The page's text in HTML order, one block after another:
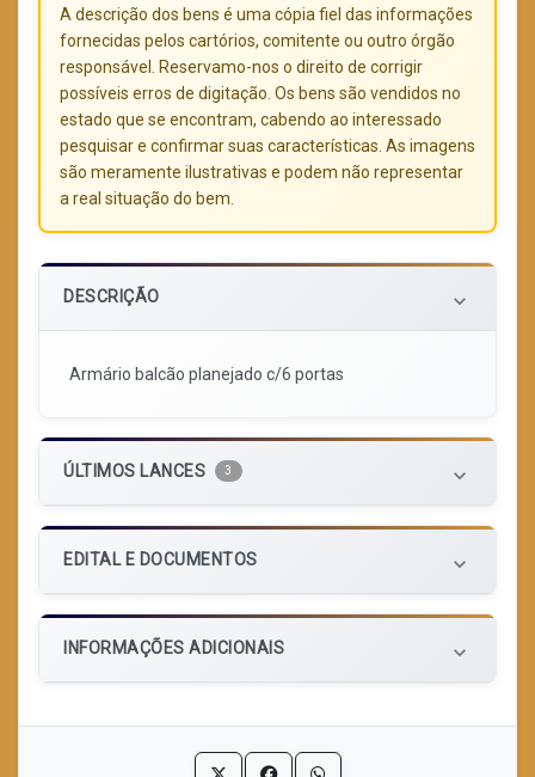
A descrição dos bens é uma cópia fiel das informações
fornecidas pelos cartórios, comitente ou outro órgão
responsável. Reservamo-nos o direito de corrigir
possíveis erros de digitação. Os bens são vendidos no
estado que se encontram, cabendo ao interessado
pesquisar e confirmar suas características. As imagens
são meramente ilustrativas e podem não representar
a real situação do bem.
DESCRIÇÃO keyboard_arrow_down
Armário balcão planejado c/6 portas
ÚLTIMOS LANCES 3 keyboard_arrow_down
EDITAL E DOCUMENTOS keyboard_arrow_down
INFORMAÇÕES ADICIONAIS keyboard_arrow_down